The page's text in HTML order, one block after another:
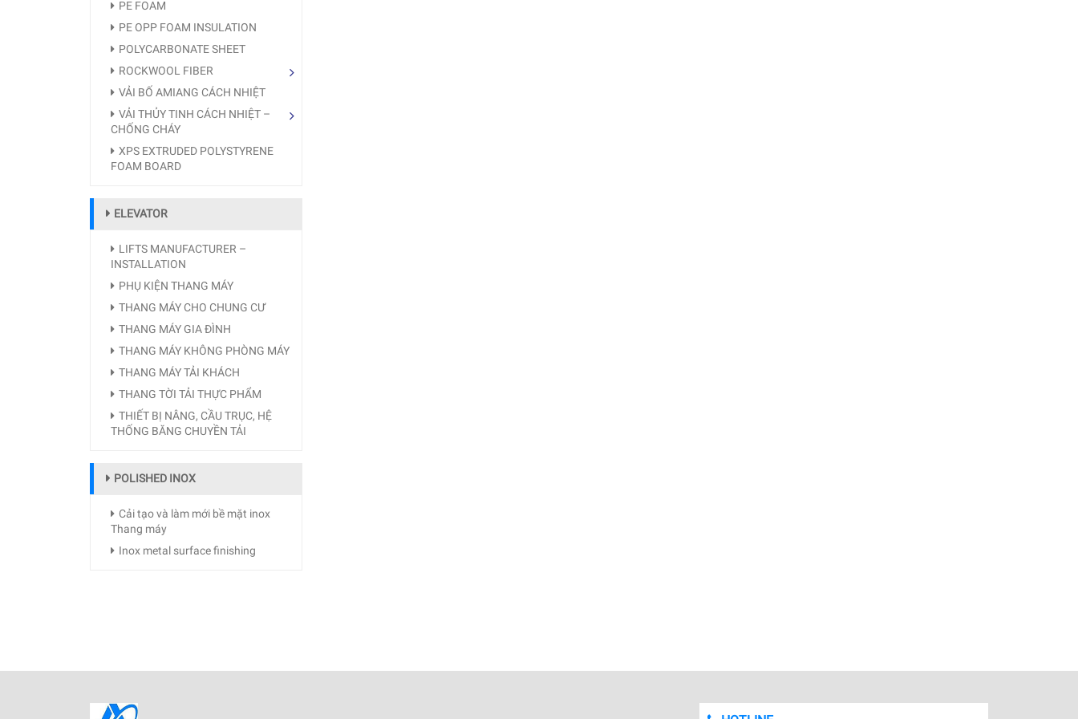
PE FOAM
PE OPP FOAM INSULATION
POLYCARBONATE SHEET
ROCKWOOL FIBER
VẢI BỐ AMIANG CÁCH NHIỆT
VẢI THỦY TINH CÁCH NHIỆT –
CHỐNG CHÁY
XPS EXTRUDED POLYSTYRENE
FOAM BOARD
ELEVATOR
LIFTS MANUFACTURER –
INSTALLATION
PHỤ KIỆN THANG MÁY
THANG MÁY CHO CHUNG CƯ
THANG MÁY GIA ĐÌNH
THANG MÁY KHÔNG PHÒNG MÁY
THANG MÁY TẢI KHÁCH
THANG TỜI TẢI THỰC PHẨM
THIẾT BỊ NÂNG, CẦU TRỤC, HỆ
THỐNG BĂNG CHUYỀN TẢI
POLISHED INOX
Cải tạo và làm mới bề mặt inox
Thang máy
Inox metal surface finishing